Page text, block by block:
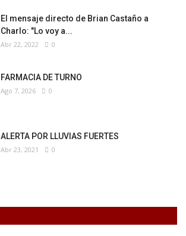
El mensaje directo de Brian Castaño a
Charlo: "Lo voy a...
Abr 22, 2022 0
FARMACIA DE TURNO
Ago 7, 2026 0
ALERTA POR LLUVIAS FUERTES
Abr 23, 2021 0